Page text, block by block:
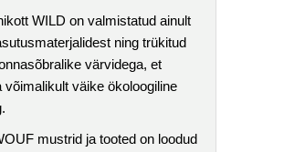
WILD on valmistatud ainult
ning trükitud
värvidega, et
võimalikult väike ökoloogiline
mustrid ja tooted on loodud